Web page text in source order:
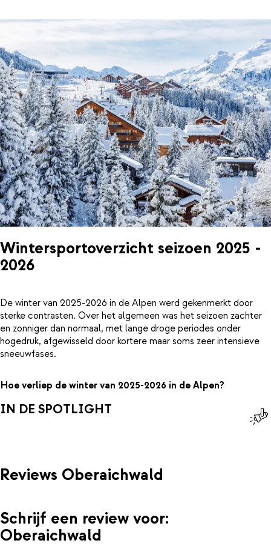
Wintersportoverzicht seizoen 2025 -
2026
De winter van 2025-2026 in de Alpen werd gekenmerkt door
sterke contrasten. Over het algemeen was het seizoen zachter
en zonniger dan normaal, met lange droge periodes onder
hogedruk, afgewisseld door kortere maar soms zeer intensieve
sneeuwfases.
Hoe verliep de winter van 2025-2026 in de Alpen?
IN DE SPOTLIGHT
Reviews Oberaichwald
Schrijf een review voor:
Oberaichwald